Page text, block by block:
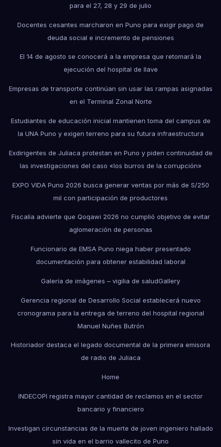
para el 27, 28 y 29 de julio
Docentes cesantes marcharon en Puno para exigir pago de
deuda social e incremento de pensiones
El 14 de agosto se conocerá a la empresa que retomará la
ejecución del hospital de Ilave
Empresas de transporte continúan sin usar las rampas asignadas
en el Terminal Zonal Norte
Estudiantes de educación inicial mantienen toma del campus de
la UNA Puno y exigen terreno para su futura infraestructura
Exdirigentes de Juliaca protestan en Puno y piden continuidad de
las investigaciones del caso «los burros de la corrupción»
EXPO VIDA Puno 2026 busca generar ventas por más de S/250
mil con participación de productores
Fiscalía advierte que Qoqawi 2026 no cumplió objetivo de evitar
aglomeración de personas
Funcionario de EMSA Puno niega haber presentado
documentación para obtener estabilidad laboral
Galería de imágenes – vigilia de saludGallery
Gerencia regional de Desarrollo Social establecerá nuevo
cronograma para la entrega de terreno del hospital regional
Manuel Nuñes Butrón
Historiador destaca el legado documental de la primera emisora
de radio de Juliaca
Home
INDECOPI registra mayor cantidad de reclamos en el sector
bancario y financiero
Investigan circunstancias de la muerte de joven ingeniero hallado
sin vida en el barrio vallecito de Puno